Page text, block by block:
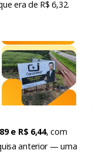
era de R$ 6,32.
e R$ 6,44, com
anterior — uma